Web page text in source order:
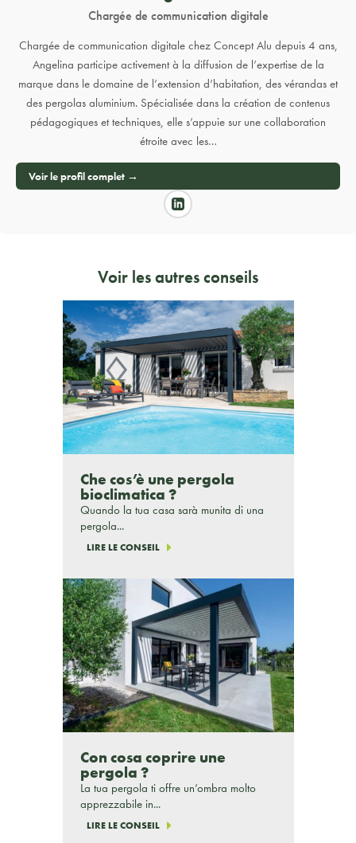
Chargée de communication digitale
Chargée de communication digitale chez Concept Alu depuis 4 ans,
Angelina participe activement à la diffusion de l’expertise de la
marque dans le domaine de l’extension d’habitation, des vérandas et
des pergolas aluminium. Spécialisée dans la création de contenus
pédagogiques et techniques, elle s’appuie sur une collaboration
étroite avec les…
Voir le profil complet →
Voir les autres conseils
Che cos’è une pergola
bioclimatica ?
Quando la tua casa sarà munita di una
pergola...
LIRE LE CONSEIL
Con cosa coprire une
pergola ?
La tua pergola ti offre un’ombra molto
apprezzabile in...
LIRE LE CONSEIL